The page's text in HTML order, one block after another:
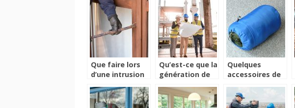
allié pour
entretenir votre
jardin
confirmer votre
choix de
peinture
bouche un coin !
Que faire lors
d’une intrusion
logement ?
Qu’est-ce que la
génération de
Quelques
accessoires de
indispensables